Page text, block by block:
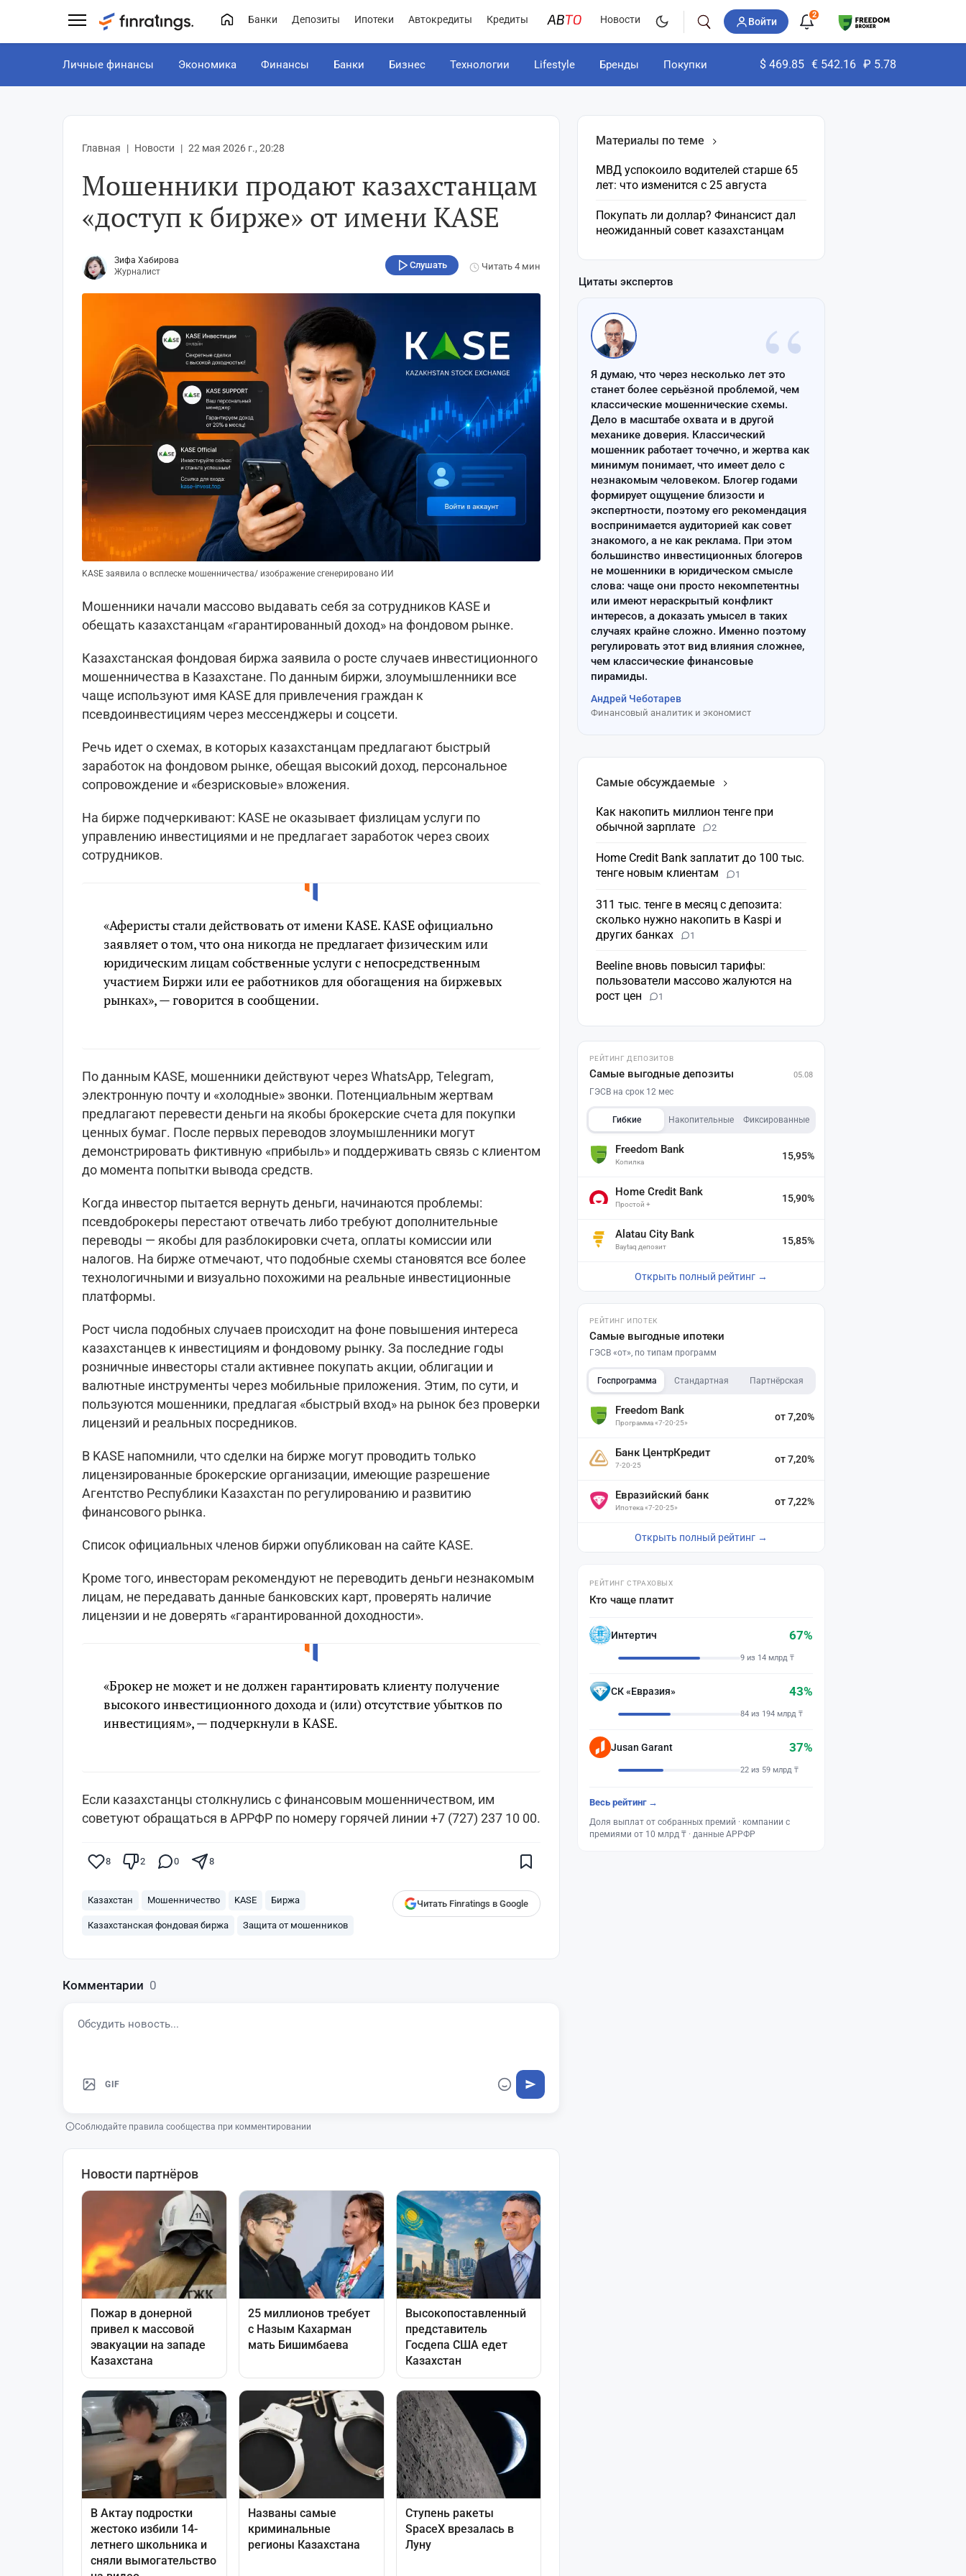
Банки Депозиты Ипотеки Автокредиты Кредиты Новости Войти
2
Личные финансы Экономика Финансы Банки Бизнес Технологии Lifestyle Бренды Покупки $ 469.85 € 542.16 ₽ 5.78
Главная Новости 22 мая 2026 г., 20:28
Мошенники продают казахстанцам
«доступ к бирже» от имени KASE
Зифа Хабирова
Журналист
Слушать Читать4 мин
KASE заявила о всплеске мошенничества/ изображение сгенерировано ИИ
Мошенники начали массово выдавать себя за сотрудников KASE и
обещать казахстанцам «гарантированный доход» на фондовом рынке.
Казахстанская фондовая биржа заявила о росте случаев инвестиционного
мошенничества в Казахстане. По данным биржи, злоумышленники все
чаще используют имя KASE для привлечения граждан к
псевдоинвестициям через мессенджеры и соцсети.
Речь идет о схемах, в которых казахстанцам предлагают быстрый
заработок на фондовом рынке, обещая высокий доход, персональное
сопровождение и «безрисковые» вложения.
На бирже подчеркивают: KASE не оказывает физлицам услуги по
управлению инвестициями и не предлагает заработок через своих
сотрудников.
«Аферисты стали действовать от имени KASE. KASE официально
заявляет о том, что она никогда не предлагает физическим или
юридическим лицам собственные услуги с непосредственным
участием Биржи или ее работников для обогащения на биржевых
рынках», — говорится в сообщении.
По данным KASE, мошенники действуют через WhatsApp, Telegram,
электронную почту и «холодные» звонки. Потенциальным жертвам
предлагают перевести деньги на якобы брокерские счета для покупки
ценных бумаг. После первых переводов злоумышленники могут
демонстрировать фиктивную «прибыль» и поддерживать связь с клиентом
до момента попытки вывода средств.
Когда инвестор пытается вернуть деньги, начинаются проблемы:
псевдоброкеры перестают отвечать либо требуют дополнительные
переводы — якобы для разблокировки счета, оплаты комиссии или
налогов. На бирже отмечают, что подобные схемы становятся все более
технологичными и визуально похожими на реальные инвестиционные
платформы.
Рост числа подобных случаев происходит на фоне повышения интереса
казахстанцев к инвестициям и фондовому рынку. За последние годы
розничные инвесторы стали активнее покупать акции, облигации и
валютные инструменты через мобильные приложения. Этим, по сути, и
пользуются мошенники, предлагая «быстрый вход» на рынок без проверки
лицензий и реальных посредников.
В KASE напомнили, что сделки на бирже могут проводить только
лицензированные брокерские организации, имеющие разрешение
Агентство Республики Казахстан по регулированию и развитию
финансового рынка.
Список официальных членов биржи опубликован на сайте KASE.
Кроме того, инвесторам рекомендуют не переводить деньги незнакомым
лицам, не передавать данные банковских карт, проверять наличие
лицензии и не доверять «гарантированной доходности».
«Брокер не может и не должен гарантировать клиенту получение
высокого инвестиционного дохода и (или) отсутствие убытков по
инвестициям», — подчеркнули в KASE.
Если казахстанцы столкнулись с финансовым мошенничеством, им
советуют обращаться в АРРФР по номеру горячей линии +7 (727) 237 10 00.
8 2 0 8
Казахстан Мошенничество KASE Биржа
Казахстанская фондовая биржа Защита от мошенников
Читать Finratings в Google
Поставьте галочку рядом с
Finratings.kz— и наши материалы
Комментарии 0
GIF
Соблюдайте правила сообщества при комментировании
Материалы по теме
МВД успокоило водителей старше 65
лет: что изменится с 25 августа
Покупать ли доллар? Финансист дал
неожиданный совет казахстанцам
Цитаты экспертов
“
Я думаю, что через несколько лет это
станет более серьёзной проблемой, чем
классические мошеннические схемы.
Дело в масштабе охвата и в другой
механике доверия. Классический
мошенник работает точечно, и жертва как
минимум понимает, что имеет дело с
незнакомым человеком. Блогер годами
формирует ощущение близости и
экспертности, поэтому его рекомендация
воспринимается аудиторией как совет
знакомого, а не как реклама. При этом
большинство инвестиционных блогеров
не мошенники в юридическом смысле
слова: чаще они просто некомпетентны
или имеют нераскрытый конфликт
интересов, а доказать умысел в таких
случаях крайне сложно. Именно поэтому
регулировать этот вид влияния сложнее,
чем классические финансовые
пирамиды.
Андрей Чеботарев
Финансовый аналитик и экономист
Самые обсуждаемые
Как накопить миллион тенге при
обычной зарплате
2
Home Credit Bank заплатит до 100 тыс.
тенге новым клиентам
1
311 тыс. тенге в месяц с депозита:
сколько нужно накопить в Kaspi и
других банках
1
Beeline вновь повысил тарифы:
пользователи массово жалуются на
рост цен
1
РЕЙТИНГ ДЕПОЗИТОВ
Самые выгодные депозиты 05.08
ГЭСВ на срок 12 мес
Гибкие Накопительные Фиксированные
Freedom Bank
Копилка
15,95%
Home Credit Bank
Простой +
15,90%
Alatau City Bank
Baytaq депозит
15,85%
Открыть полный рейтинг →
РЕЙТИНГ ИПОТЕК
Самые выгодные ипотеки
ГЭСВ «от», по типам программ
Госпрограмма Стандартная Партнёрская
Freedom Bank
Программа «7-20-25»
от 7,20%
Банк ЦентрКредит
7-20-25
от 7,20%
Евразийский банк
Ипотека «7-20-25»
от 7,22%
Открыть полный рейтинг →
РЕЙТИНГ СТРАХОВЫХ
Кто чаще платит
Интертич 67%
9 из 14 млрд ₸
СК «Евразия» 43%
84 из 194 млрд ₸
Jusan Garant 37%
22 из 59 млрд ₸
Весь рейтинг →
Доля выплат от собранных премий · компании с
премиями от 10 млрд ₸ · данные АРРФР